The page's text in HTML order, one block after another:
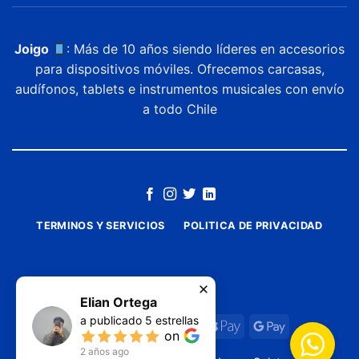
Joigo
: Más de 10 años siendo líderes en accesorios
para dispositivos móviles. Ofrecemos carcasas,
audífonos, tablets e instrumentos musicales con envío
a todo Chile
TERMINOS Y SERVICIOS POLITICA DE PRIVACIDAD
Elian Ortega
a publicado 5 estrellas
on
2 años ago